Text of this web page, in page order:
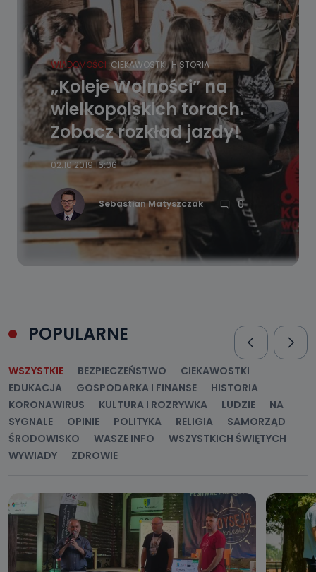
WIADOMOŚCI CIEKAWOSTKI HISTORIA
„Koleje Wolności” na
wielkopolskich torach.
Zobacz rozkład jazdy!
02.10.2019 16:06
Sebastian Matyszczak 0
POPULARNE
WSZYSTKIE BEZPIECZEŃSTWO
CIEKAWOSTKI
EDUKACJA
GOSPODARKA I FINANSE
HISTORIA
KORONAWIRUS
KULTURA I ROZRYWKA LUDZIE
NA
SYGNALE
OPINIE POLITYKA RELIGIA
SAMORZĄD
ŚRODOWISKO
WASZE INFO
WSZYSTKICH ŚWIĘTYCH
WYWIADY
ZDROWIE